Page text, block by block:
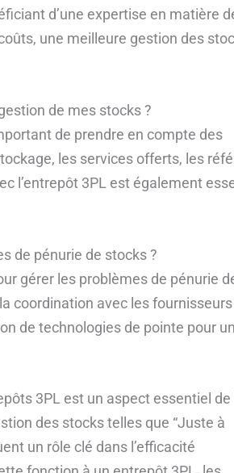
d’une expertise en matière
une meilleure gestion des
de mes stocks ?
de prendre en compte des
les services offerts, les
l’entrepôt 3PL est également
de pénurie de stocks ?
gérer les problèmes de pénurie
coordination avec les
de technologies de pointe pour
3PL est un aspect essentiel de
des stocks telles que “Juste à
un rôle clé dans l’efficacité